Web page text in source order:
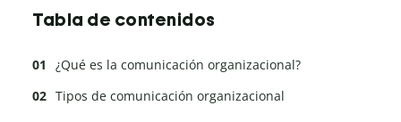
Tabla de contenidos
¿Qué es la comunicación organizacional?
Tipos de comunicación organizacional